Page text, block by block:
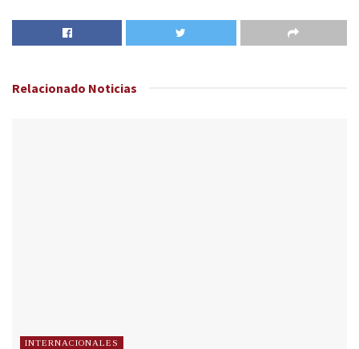
Relacionado Noticias
INTERNACIONALES